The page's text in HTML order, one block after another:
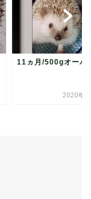
11ヵ月/500gオーバ
2020年5